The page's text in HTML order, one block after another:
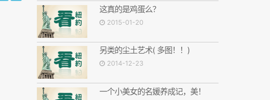
这真的是鸡蛋么？
2015-01-20
另类的尘土艺术( 多图！！)
2014-12-23
一个小美女的名媛养成记，美！